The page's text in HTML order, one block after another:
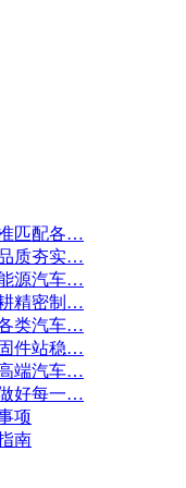
匹配各…
质夯实…
源汽车…
精密制…
类汽车…
件站稳…
端汽车…
好每一…
项
南